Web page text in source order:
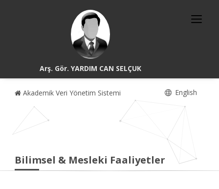
Arş. Gör. YARDIM CAN SELÇUK
Akademik Veri Yönetim Sistemi English
Bilimsel & Mesleki Faaliyetler